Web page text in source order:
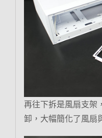
再往下拆是風扇支架
卸，大幅簡化了風扇